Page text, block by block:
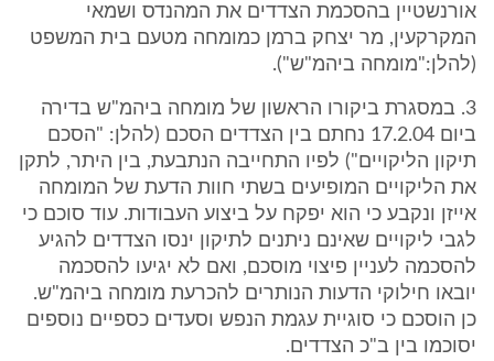
אורנשטיין בהסכמת הצדדים את המהנדס ושמאי
המקרקעין, מר יצחק ברמן כמומחה מטעם בית המשפט
(להלן:"מומחה ביהמ"ש").
3. במסגרת ביקורו הראשון של מומחה ביהמ"ש בדירה
ביום 17.2.04 נחתם בין הצדדים הסכם (להלן: "הסכם
תיקון הליקויים") לפיו התחייבה הנתבעת, בין היתר, לתקן
את הליקויים המופיעים בשתי חוות הדעת של המומחה
אייזן ונקבע כי הוא יפקח על ביצוע העבודות. עוד סוכם כי
לגבי ליקויים שאינם ניתנים לתיקון ינסו הצדדים להגיע
להסכמה לעניין פיצוי מוסכם, ואם לא יגיעו להסכמה
יובאו חילוקי הדעות הנותרים להכרעת מומחה ביהמ"ש.
כן הוסכם כי סוגיית עגמת הנפש וסעדים כספיים נוספים
יסוכמו בין ב"כ הצדדים.